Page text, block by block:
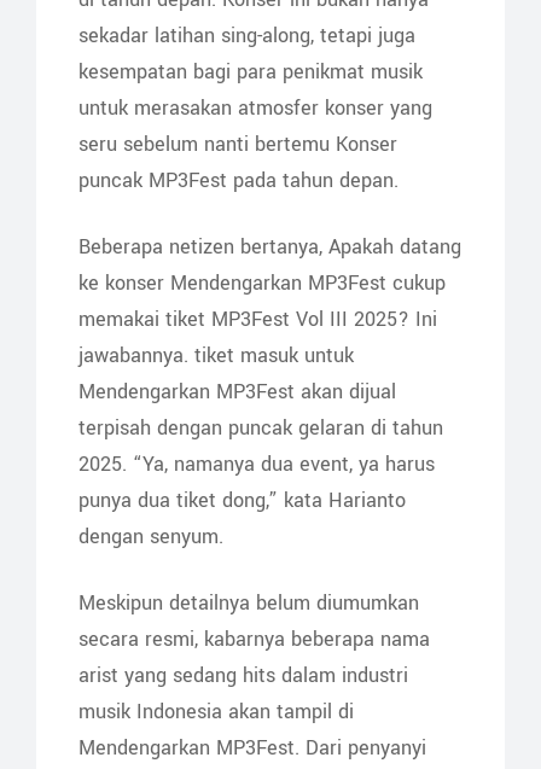
sekadar latihan sing-along, tetapi juga
kesempatan bagi para penikmat musik
untuk merasakan atmosfer konser yang
seru sebelum nanti bertemu Konser
puncak MP3Fest pada tahun depan.
Beberapa netizen bertanya, Apakah datang
ke konser Mendengarkan MP3Fest cukup
memakai tiket MP3Fest Vol III 2025? Ini
jawabannya. tiket masuk untuk
Mendengarkan MP3Fest akan dijual
terpisah dengan puncak gelaran di tahun
2025. “Ya, namanya dua event, ya harus
punya dua tiket dong,” kata Harianto
dengan senyum.
Meskipun detailnya belum diumumkan
secara resmi, kabarnya beberapa nama
arist yang sedang hits dalam industri
musik Indonesia akan tampil di
Mendengarkan MP3Fest. Dari penyanyi